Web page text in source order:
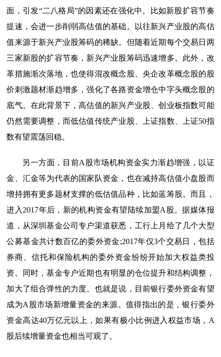
面，引发“二八格局”的因素还在强化中。比如新股扩容节奏
提速，会进一步削弱高估值的基础。以往新兴产业股的高估
值来源于新兴产业股筹码的稀缺。但随着近期每个交易日两
三家新股的扩容节奏，新兴产业股筹码迅速增多。此外，改
革措施渐次落地，也使得混改概念股、央企改革概念股的股
价刺激题材渐趋增多，强化了各路资金增仓中字头概念股的
底气。在此背景下，高估值的新兴产业股、创业板指数可能
仍然需要调整，而低估值传统产业股、上证指数、上证50指
数有望震荡回稳。
另一方面，目前A股市场机构资金实力渐趋增强，以证
金、汇金等为代表的国家队资金，也在减持高估值小盘股而
增持拥有更多题材支撑的低估值品种，比如蓝筹股。而且，
进入2017年后，新的机构资金有望陆续加盟A股。据媒体报
道，从深圳基金公司专户渠道获悉，工行上月给了几个大型
公募基金共计数百亿的委外资金;2017年仅3个交易日，包括
券商、信托和保险机构的委外资金纷纷开始加大权益类投
资。同时，基金专户近期也有明显的仓位提升和结构调整，
加大了组合弹性的力度。也就是说，目前银行委外资金有望
成为A股市场新增量资金的来源。值得指出的是，银行委外
资金高达40万亿元以上，如果有极小比例进入权益市场，A
股后续增量资金也相当可观了。